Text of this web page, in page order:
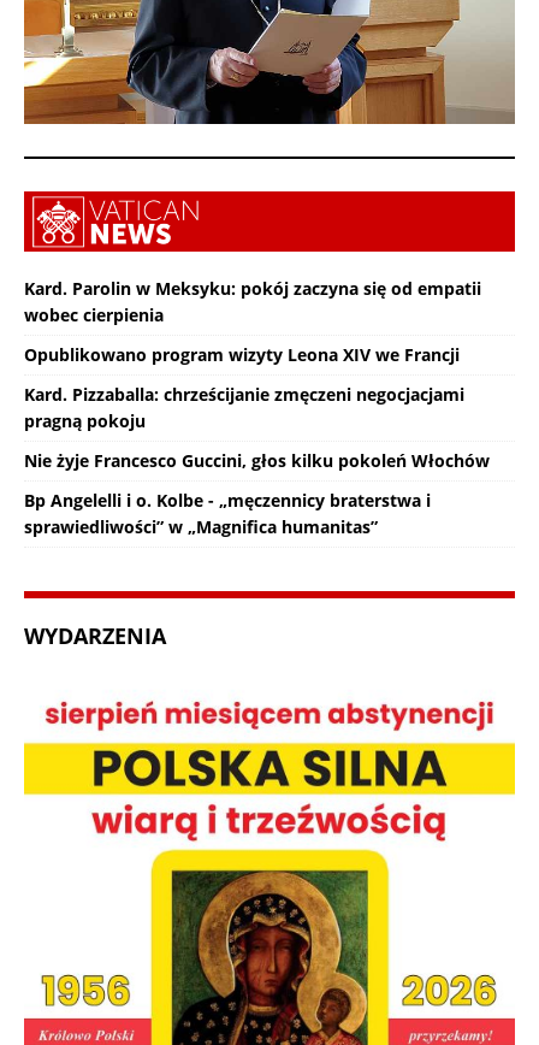
Kard. Parolin w Meksyku: pokój zaczyna się od empatii
wobec cierpienia
Opublikowano program wizyty Leona XIV we Francji
Kard. Pizzaballa: chrześcijanie zmęczeni negocjacjami
pragną pokoju
Nie żyje Francesco Guccini, głos kilku pokoleń Włochów
Bp Angelelli i o. Kolbe - „męczennicy braterstwa i
sprawiedliwości” w „Magnifica humanitas”
WYDARZENIA